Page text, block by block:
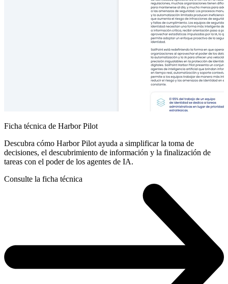
Ficha técnica de Harbor Pilot
Descubra cómo Harbor Pilot ayuda a simplificar la toma de
decisiones, el descubrimiento de información y la finalización de
tareas con el poder de los agentes de IA.
Consulte la ficha técnica